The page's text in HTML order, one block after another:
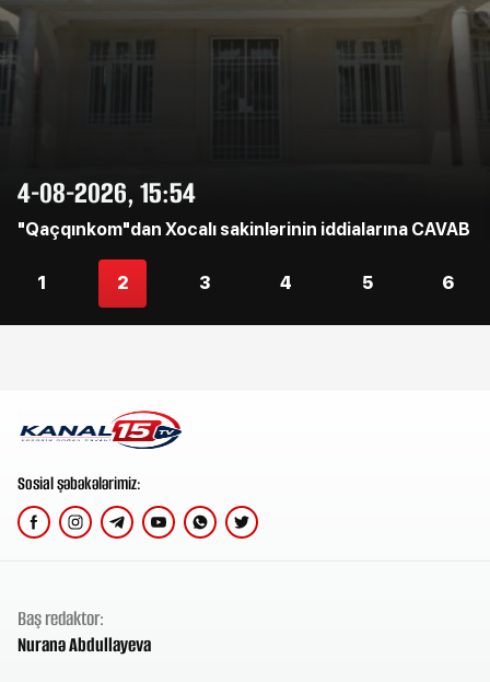
4-08-2026, 15:54
"Qaçqınkom"dan Xocalı sakinlərinin iddialarına CAVAB
1 2 3 4 5 6
Sosial şəbəkələrimiz:
Baş redaktor:
Nuranə Abdullayeva